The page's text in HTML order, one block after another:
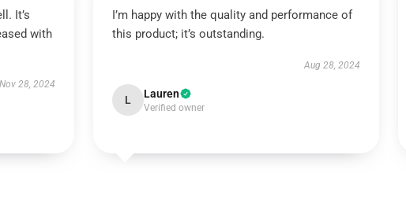
It’s
with
Nov 28, 2024
I’m happy with the quality and performance of
this product; it’s outstanding.
Aug 28, 2024
L Lauren
Verified owner